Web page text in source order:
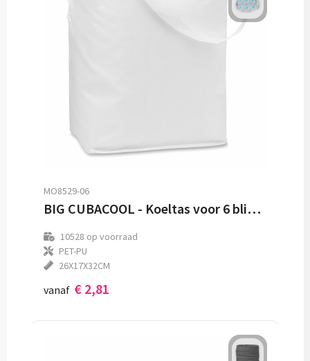
MO8529-06
BIG CUBACOOL - Koeltas voor 6 blikjes
10528 op voorraad
PET-PU
26X17X32CM
vanaf € 2,81